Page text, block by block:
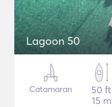
Lagoon 50
Catamaran
50 ft
15 m